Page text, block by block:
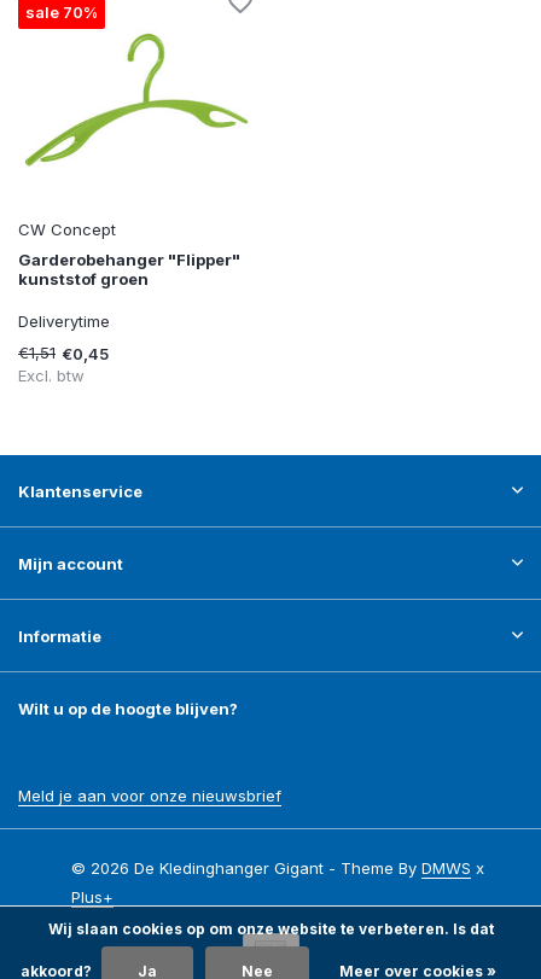
sale 70%
CW Concept
Garderobehanger "Flipper"
kunststof groen
Deliverytime
€1,51 €0,45
Excl. btw
Klantenservice
Mijn account
Informatie
Wilt u op de hoogte blijven?
Meld je aan voor onze nieuwsbrief
© 2026 De Kledinghanger Gigant - Theme ByDMWS x
Plus+
Wij slaan cookies op om onze website te verbeteren. Is dat
akkoord? Ja Nee Meer over cookies »